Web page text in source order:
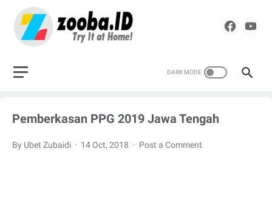
Pemberkasan PPG 2019 Jawa Tengah
By Ubet Zubaidi 14 Oct, 2018 Post a Comment